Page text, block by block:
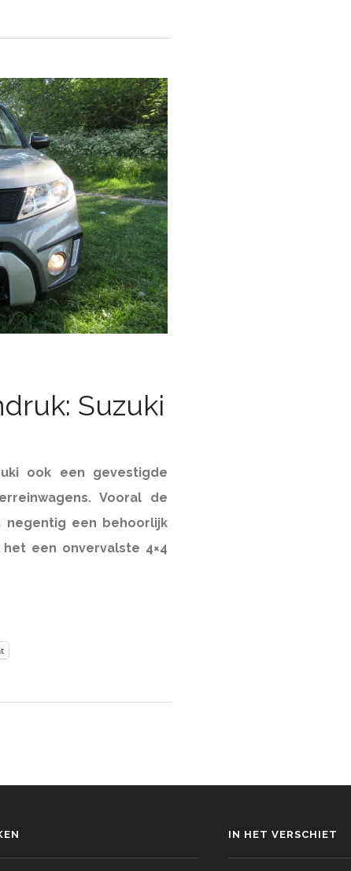
Suzuki
ook een gevestigde
Vooral de
negentig een behoorlijk
het een onvervalste 4×4
IN HET VERSCHIET